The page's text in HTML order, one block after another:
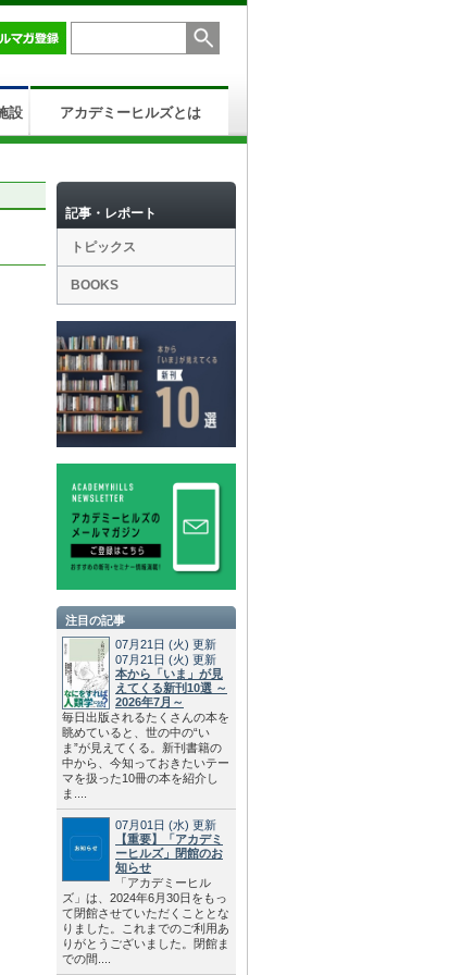
設 アカデミーヒルズとは
記事・レポート
トピックス
BOOKS
注目の記事
07月21日 (火) 更新
07月21日 (火) 更新
本から「いま」が見
えてくる新刊10選 ～
2026年7月～
毎日出版されるたくさんの本を
眺めていると、世の中の“い
ま”が見えてくる。新刊書籍の
中から、今知っておきたいテー
マを扱った10冊の本を紹介し
ま....
07月01日 (水) 更新
【重要】「アカデミ
ーヒルズ」閉館のお
知らせ
「アカデミーヒル
ズ」は、2024年6月30日をもっ
て閉館させていただくこととな
りました。これまでのご利用あ
りがとうございました。閉館ま
での間....